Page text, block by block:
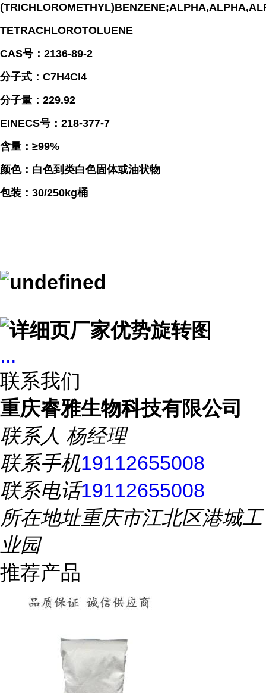
TETRACHLOROTOLUENE
CAS号：2136-89-2
分子式：C7H4Cl4
分子量：229.92
EINECS号：218-377-7
含量：≥99%
颜色：白色到类白色固体或油状物
包装：30/250kg桶
...
联系我们
重庆睿雅生物科技有限公司
联系人 杨经理
联系手机19112655008
联系电话19112655008
所在地址重庆市江北区港城工
业园
推荐产品